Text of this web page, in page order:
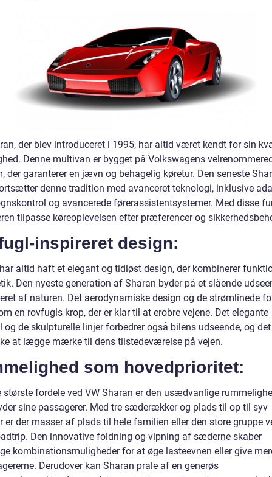
der blev introduceret i 1995, har altid været kendt for sin
Denne multivan er bygget på Volkswagens
der garanterer en jævn og behagelig køretur. Den seneste
denne tradition med avanceret teknologi, inklusive
og avancerede førerassistentsystemer. Med disse
tilpasse køreoplevelsen efter præferencer og
inspireret design:
altid haft et elegant og tidløst design, der kombinerer
Den nyeste generation af Sharan byder på et slående
af naturen. Det aerodynamiske design og de strømlinede
en rovfugls krop, der er klar til at erobre vejene. Det elegante
og de skulpturelle linjer forbedrer også bilens udseende, og det
at lægge mærke til dens tilstedeværelse på vejen.
som hovedprioritet:
største fordele ved VW Sharan er den usædvanlige
sine passagerer. Med tre sæderækker og plads til op til syv
er der masser af plads til hele familien eller den store gruppe
Den innovative foldning og vipning af sæderne skaber
kombinationsmuligheder for at øge lasteevnen eller give
Derudover kan Sharan prale af en generøs